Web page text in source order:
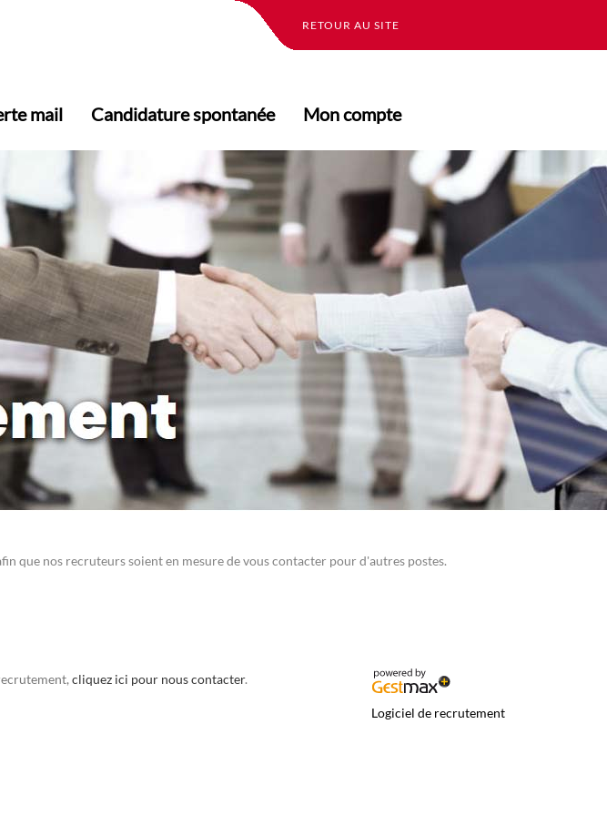
mail Candidature spontanée Mon compte
RETOUR AU SITE
que nos recruteurs soient en mesure de vous contacter pour d'autres postes.
cliquez ici pour nous contacter.
Logiciel de recrutement